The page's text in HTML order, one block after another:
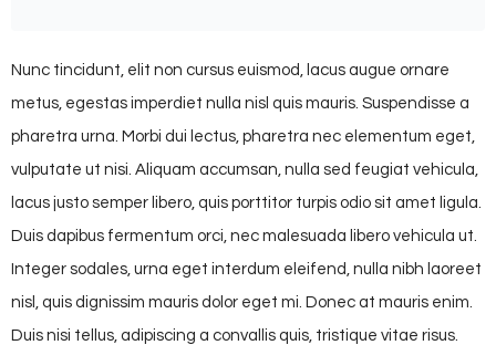
Nunc tincidunt, elit non cursus euismod, lacus augue ornare
metus, egestas imperdiet nulla nisl quis mauris. Suspendisse a
pharetra urna. Morbi dui lectus, pharetra nec elementum eget,
vulputate ut nisi. Aliquam accumsan, nulla sed feugiat vehicula,
lacus justo semper libero, quis porttitor turpis odio sit amet ligula.
Duis dapibus fermentum orci, nec malesuada libero vehicula ut.
Integer sodales, urna eget interdum eleifend, nulla nibh laoreet
nisl, quis dignissim mauris dolor eget mi. Donec at mauris enim.
Duis nisi tellus, adipiscing a convallis quis, tristique vitae risus.